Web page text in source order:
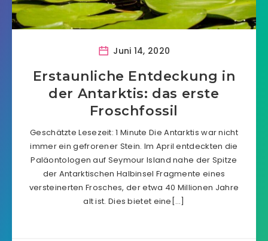
Juni 14, 2020
Erstaunliche Entdeckung in
der Antarktis: das erste
Froschfossil
Geschätzte Lesezeit: 1 Minute Die Antarktis war nicht
immer ein gefrorener Stein. Im April entdeckten die
Paläontologen auf Seymour Island nahe der Spitze
der Antarktischen Halbinsel Fragmente eines
versteinerten Frosches, der etwa 40 Millionen Jahre
alt ist. Dies bietet eine[…]